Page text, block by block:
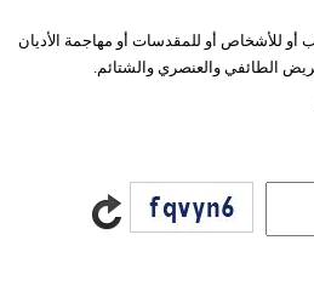
أو للأشخاص أو للمقدسات أو مهاجمة الأديان
الطائفي والعنصري والشتائم.